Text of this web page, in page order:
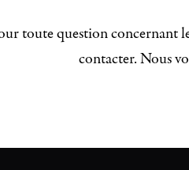
toute question concernant
contacter. Nous